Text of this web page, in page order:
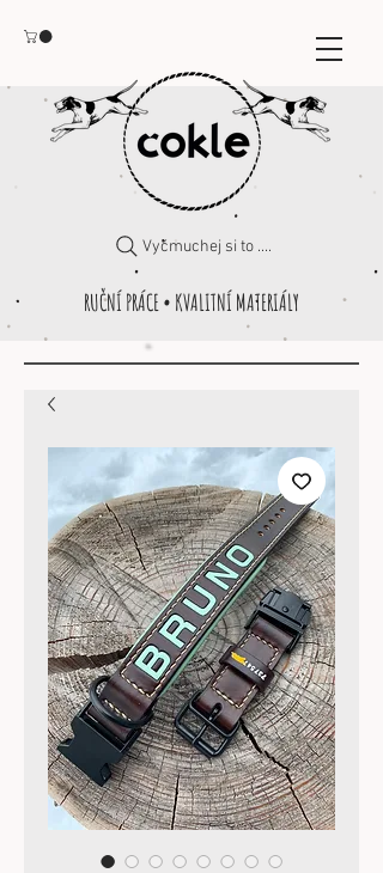
RUČNÍ PRÁCE • KVALITNÍ MATERIÁLY
Vyčmuchej si to ....